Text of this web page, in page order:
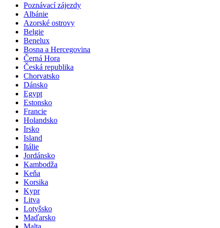
Poznávací zájezdy
Albánie
Azorské ostrovy
Belgie
Benelux
Bosna a Hercegovina
Černá Hora
Česká republika
Chorvatsko
Dánsko
Egypt
Estonsko
Francie
Holandsko
Irsko
Island
Itálie
Jordánsko
Kambodža
Keňa
Korsika
Kypr
Litva
Lotyšsko
Maďarsko
Malta